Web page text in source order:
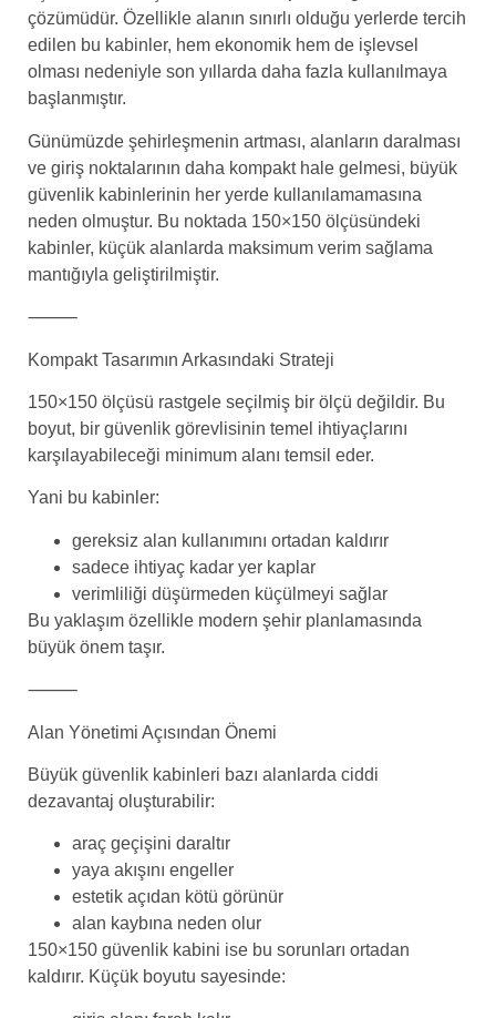
çözümüdür. Özellikle alanın sınırlı olduğu yerlerde tercih
edilen bu kabinler, hem ekonomik hem de işlevsel
olması nedeniyle son yıllarda daha fazla kullanılmaya
başlanmıştır.
Günümüzde şehirleşmenin artması, alanların daralması
ve giriş noktalarının daha kompakt hale gelmesi, büyük
güvenlik kabinlerinin her yerde kullanılamamasına
neden olmuştur. Bu noktada 150×150 ölçüsündeki
kabinler, küçük alanlarda maksimum verim sağlama
mantığıyla geliştirilmiştir.
⸻
Kompakt Tasarımın Arkasındaki Strateji
150×150 ölçüsü rastgele seçilmiş bir ölçü değildir. Bu
boyut, bir güvenlik görevlisinin temel ihtiyaçlarını
karşılayabileceği minimum alanı temsil eder.
Yani bu kabinler:
gereksiz alan kullanımını ortadan kaldırır
sadece ihtiyaç kadar yer kaplar
verimliliği düşürmeden küçülmeyi sağlar
Bu yaklaşım özellikle modern şehir planlamasında
büyük önem taşır.
⸻
Alan Yönetimi Açısından Önemi
Büyük güvenlik kabinleri bazı alanlarda ciddi
dezavantaj oluşturabilir:
araç geçişini daraltır
yaya akışını engeller
estetik açıdan kötü görünür
alan kaybına neden olur
150×150 güvenlik kabini ise bu sorunları ortadan
kaldırır. Küçük boyutu sayesinde: